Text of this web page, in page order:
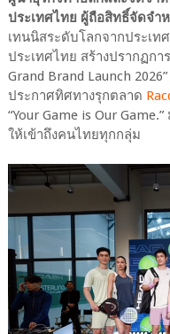
ประเทศไทย ผู้ถือสิทธิ์จัดจำ
เทนนิสระดับโลกจากประเท
ประเทศไทย สร้างปรากฏกา
Grand Brand Launch
ประกาศทิศทางรุกตลาด
“Your Game is Our
ให้เข้าถึงคนไทยทุกกลุ่ม